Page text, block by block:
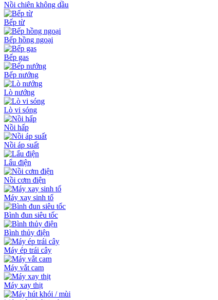
Nồi chiên không dầu
Bếp từ
Bếp hồng ngoại
Bếp gas
Bếp nướng
Lò nướng
Lò vi sóng
Nồi hấp
Nồi áp suất
Lẩu điện
Nồi cơm điện
Máy xay sinh tố
Bình đun siêu tốc
Bình thủy điện
Máy ép trái cây
Máy vắt cam
Máy xay thịt